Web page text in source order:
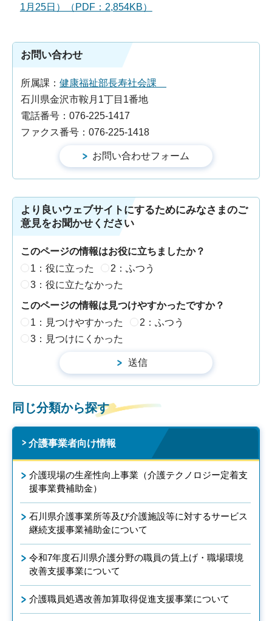
1月25日）（PDF：2,854KB）
お問い合わせ
所属課： 健康福祉部長寿社会課
石川県金沢市鞍月1丁目1番地
電話番号：076-225-1417
ファクス番号：076-225-1418
より良いウェブサイトにするためにみなさまのご
意見をお聞かせください
このページの情報はお役に立ちましたか？
1：役に立った
2：ふつう
3：役に立たなかった
このページの情報は見つけやすかったですか？
1：見つけやすかった
2：ふつう
3：見つけにくかった
同じ分類から探す
介護事業者向け情報
介護現場の生産性向上事業（介護テクノロジー定着支
援事業費補助金）
石川県介護事業所等及び介護施設等に対するサービス
継続支援事業補助金について
令和7年度石川県介護分野の職員の賃上げ・職場環境
改善支援事業について
介護職員処遇改善加算取得促進支援事業について